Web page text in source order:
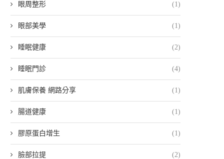
眼周整形 (1)
眼部美學 (1)
睡眠健康 (2)
睡眠門診 (4)
肌膚保養 網路分享 (1)
腸道健康 (1)
膠原蛋白增生 (1)
臉部拉提 (2)